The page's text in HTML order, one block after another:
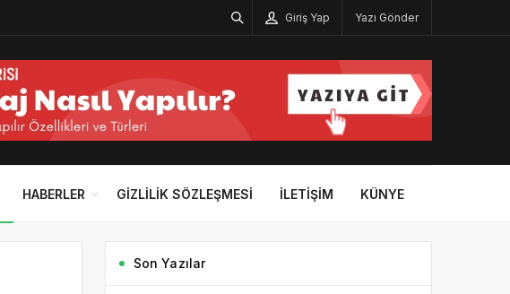
Giriş Yap Yazı Gönder
HABERLER GIZLILIK SÖZLEŞMESI İLETIŞIM KÜNYE
Son Yazılar